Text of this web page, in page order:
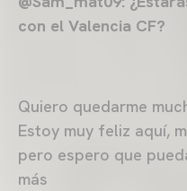
con el Valencia CF?
Quiero quedarme
Estoy muy feliz aquí,
pero espero que
más